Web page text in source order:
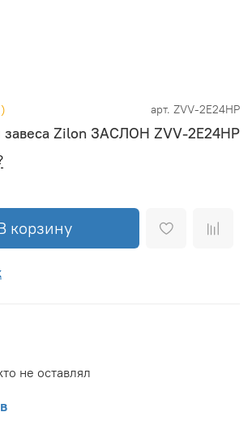
арт. ZVV-2E24HP
завеса Zilon ЗАСЛОН ZVV-2E24HP
корзину
не оставлял